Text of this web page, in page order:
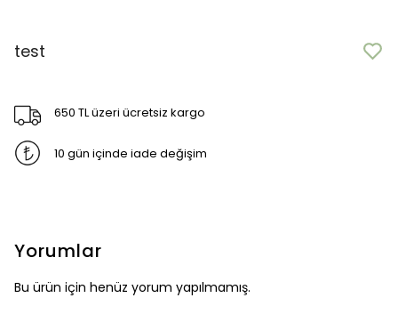
test
650 TL üzeri ücretsiz kargo
10 gün içinde iade değişim
Yorumlar
Bu ürün için henüz yorum yapılmamış.